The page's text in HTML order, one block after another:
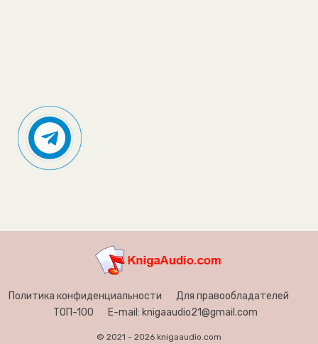
Политика конфиденциальности
Для правообладателей
ТОП-100
E-mail: knigaaudio21@gmail.com
© 2021 - 2026 knigaaudio.com